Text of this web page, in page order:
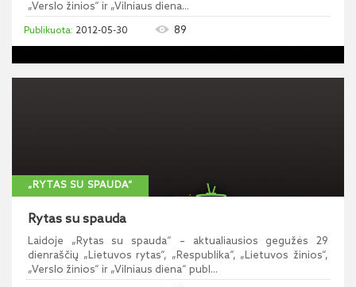
„Verslo žinios“ ir „Vilniaus diena...
2012-05-30 89
„RYTAS SU SPAUDA“
Rytas su spauda
Laidoje „Rytas su spauda“ – aktualiausios gegužės 29
dienraščių „Lietuvos rytas“, „Respublika“, „Lietuvos žinios“,
„Verslo žinios“ ir „Vilniaus diena“ publ...